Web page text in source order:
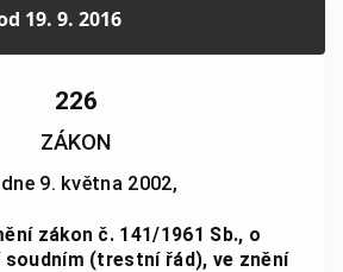
19. 9. 2016
226
ZÁKON
9. května 2002,
zákon č. 141/1961 Sb., o
(trestní řád), ve znění